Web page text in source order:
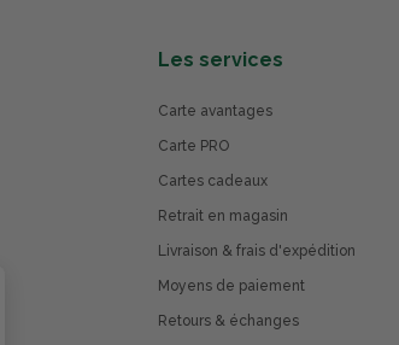
Les services
Carte avantages
Carte PRO
Cartes cadeaux
Retrait en magasin
Livraison & frais d'expédition
Moyens de paiement
Retours & échanges